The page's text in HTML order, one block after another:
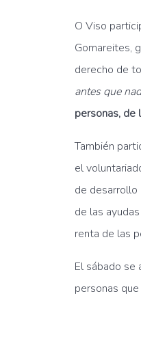
O Viso
Gomareites,
derecho de
antes que
personas, de
También
el
de desarrollo
de las
renta de las
El sábado se
personas